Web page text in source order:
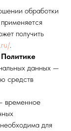
обработки
получить
.
данных —
средств
временное
для